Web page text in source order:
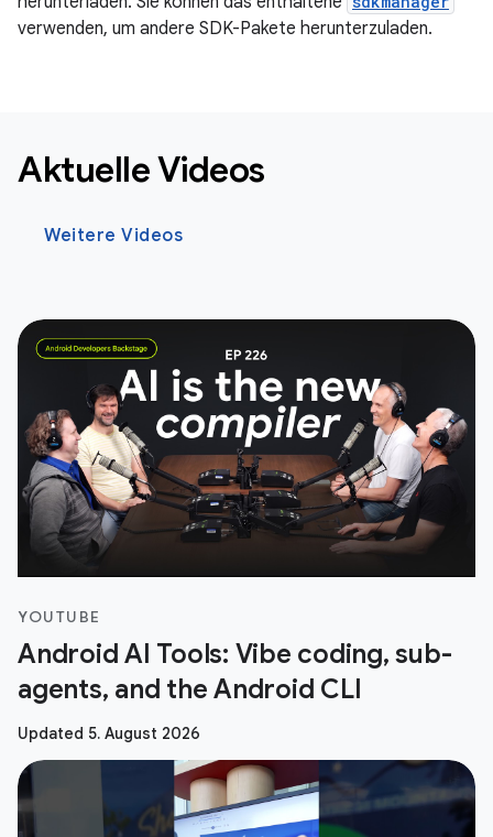
verwenden, um andere SDK-Pakete herunterzuladen.
Aktuelle Videos
Weitere Videos
YOUTUBE
Android AI Tools: Vibe coding, sub-
agents, and the Android CLI
Updated 5. August 2026